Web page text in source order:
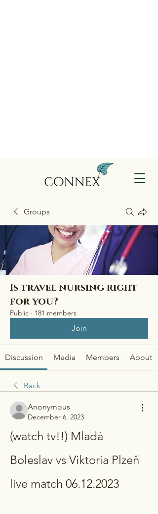
Groups
Is travel nursing right
for you?
Public · 181 members
Join
Discussion Media Members About
Back
Anonymous
December 6, 2023
(watch tv!!) Mladá
Boleslav vs Viktoria Plzeň
live match 06.12.2023